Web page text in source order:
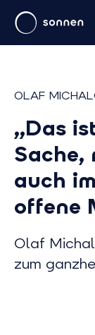
OLAF
„Das
Sache,
auch
offene
Olaf
zum